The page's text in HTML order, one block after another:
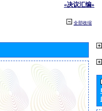
«决议汇编»
全部收缩